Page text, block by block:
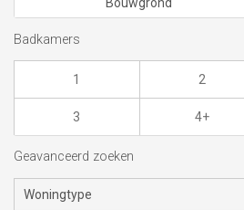
Badkamers
1 2
3 4+
Geavanceerd zoeken
Woningtype